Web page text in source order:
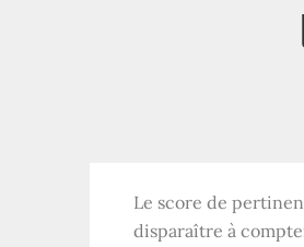
Le score de
disparaître à